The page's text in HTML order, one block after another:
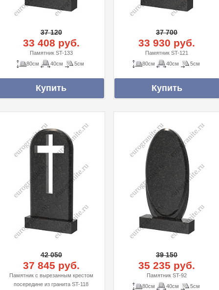
37 120
33 408 руб.
Памятник ST-133
80см
40см 5см
37 700
33 930 руб.
Памятник ST-121
80см
40см 5см
42 050
37 845 руб.
Памятник с вырезанным крестом
посередине из гранита ST-118
39 150
35 235 руб.
Памятник ST-92
80см
40см 5см